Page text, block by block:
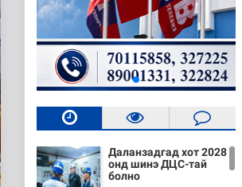
Даланзадгад хот 2028
онд шинэ ДЦС-тай
болно